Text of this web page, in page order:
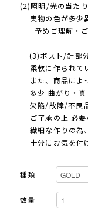
(2)照明/光の当た
実物の色が多少
予めご理解・ご
(3)ポスト/針部
柔軟に作られて
また、商品によ
多少 曲がり・真
欠陥/故障/不良
ご了承の上 必要
繊細な作りの為
十分にお気を付
種類
数量